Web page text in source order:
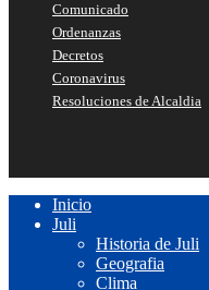
Comunicado
Ordenanzas
Decretos
Coronavirus
Resoluciones de Alcaldia
Inicio
Juli
Historia de Juli
Geografia
Clima